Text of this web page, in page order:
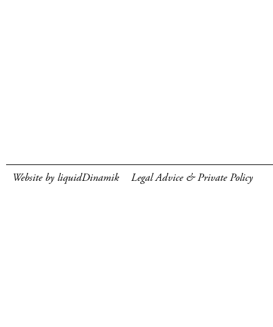
Website by liquidDinamik Legal Advice & Private Policy